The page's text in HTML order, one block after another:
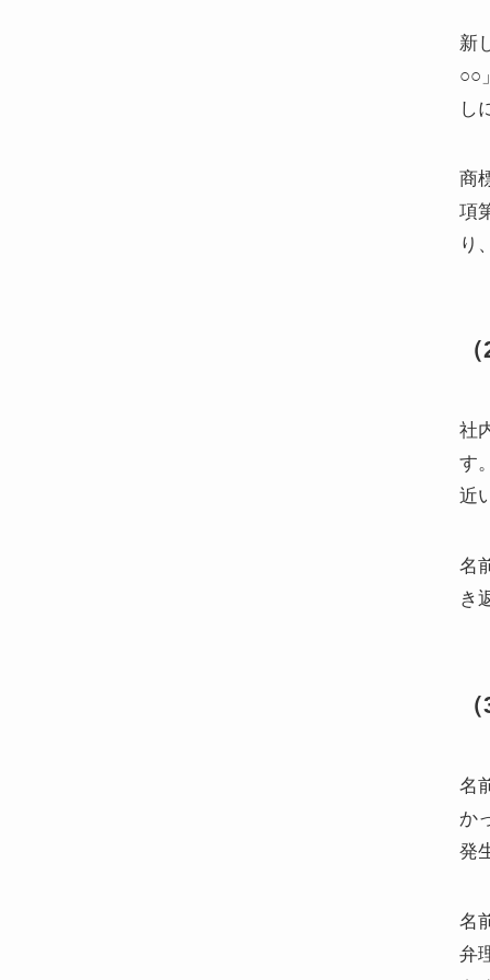
新
○○
し
商
項
り
社
す
近
名
き
名
か
発
名
弁